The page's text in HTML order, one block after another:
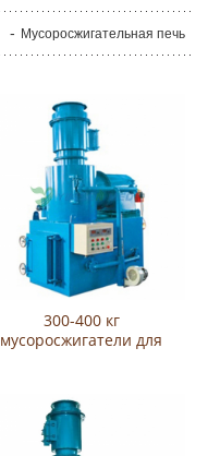
- Мусоросжигательная печь
300-400 кг
мусоросжигатели для